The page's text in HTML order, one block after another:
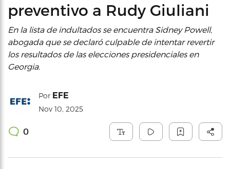
preventivo a Rudy Giuliani
En la lista de indultados se encuentra Sidney Powell,
abogada que se declaró culpable de intentar revertir
los resultados de las elecciones presidenciales en
Georgia.
Por EFE
Nov 10, 2025
0